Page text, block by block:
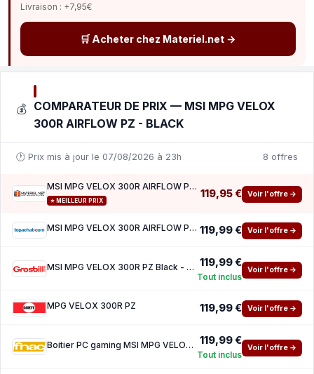
Livraison : +7,95€
🛒 Acheter chez Materiel.net →
💰 COMPARATEUR DE PRIX — MSI MPG VELOX
300R AIRFLOW PZ - BLACK
🕐 Prix mis à jour le 07/08/2026 à 23h 8 offres
MSI MPG VELOX 300R AIRFLOW PZ - Black
⭐ MEILLEUR PRIX
119,95 € Voir l'offre →
MSI MPG VELOX 300R AIRFLOW PZ - Black ( 20 euros de reduction avec le code promo SPORTS ) 119,99 € Voir l'offre →
MSI MPG VELOX 300R PZ Black - MT Sans Alim E-ATX 119,99 €
Tout inclus
Voir l'offre →
MPG VELOX 300R PZ 119,99 € Voir l'offre →
Boitier PC gaming MSI MPG VELOX 300R PZ moyen tour Black ARGB avec panneau lateral verre t 119,99 €
Tout inclus
Voir l'offre →